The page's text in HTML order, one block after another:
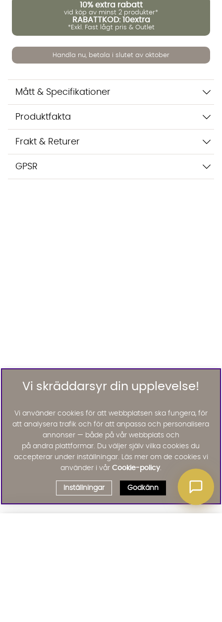
10% extra rabatt
vid köp av minst 2 produkter*
RABATTKOD: 10extra
*Exkl. Fast lågt pris & Outlet
Handla nu, betala i slutet av oktober
Mått & Specifikationer
Produktfakta
Frakt & Returer
GPSR
Vi skräddarsyr din upplevelse!
Vi använder cookies för att webbplatsen ska fungera, för
att analysera trafik och för att anpassa och personalisera
annonser — både på vår webbplats och
på andra plattformar. Du väljer själv vilka cookies du
accepterar under inställningar. Läs mer om de cookies vi
använder i vår Cookie-policy.
Inställningar Godkänn
Vi använder AI för att svara på dina frågor. Konversationen
sparas i upp till 24 timmar för att kunna hjälpa dig. Vi delar
inte dina uppgifter med tredje part. Läs mer i vår
Starta chatten